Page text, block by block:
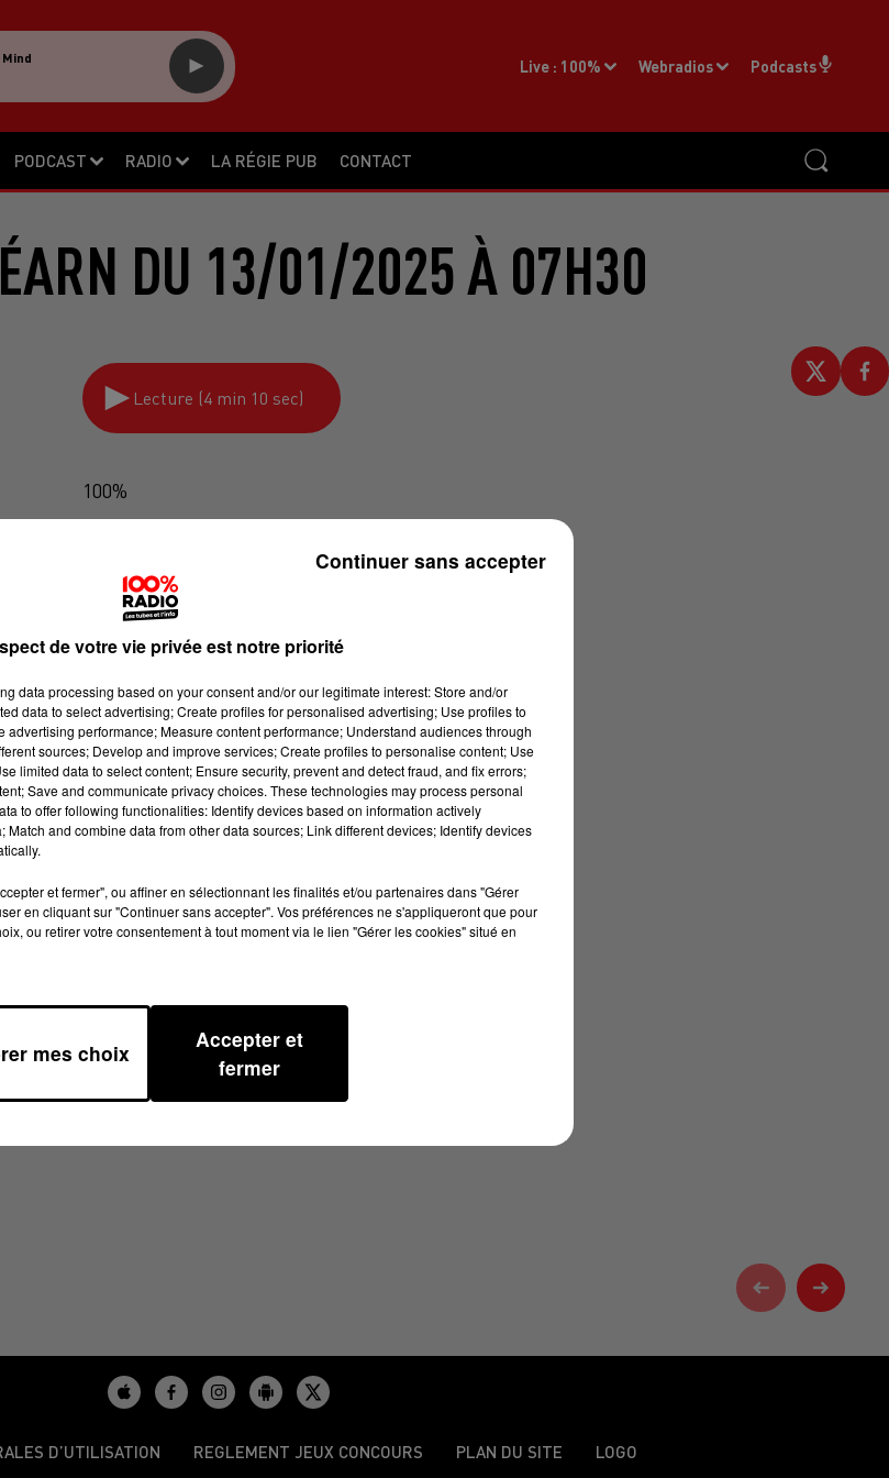
PODCAST RADIO LA RÉGIE PUB CONTACT
Live : 100% Webradios Podcasts
DU 13/01/2025 À 07H30
Lecture (4 min 10 sec)
100%
D’UTILISATION REGLEMENT JEUX CONCOURS PLAN DU SITE LOGO
de votre vie privée est notre priorité
data processing based on your consent and/or our legitimate interest: Store and/or
data to select advertising; Create profiles for personalised advertising; Use profiles to
performance; Measure content performance; Understand audiences through
sources; Develop and improve services; Create profiles to personalise content; Use
limited data to select content; Ensure security, prevent and detect fraud, and fix errors;
Save and communicate privacy choices. These technologies may process personal
to offer following functionalities: Identify devices based on information actively
and combine data from other data sources; Link different devices; Identify devices
et fermer", ou affiner en sélectionnant les finalités et/ou partenaires dans "Gérer
en cliquant sur "Continuer sans accepter". Vos préférences ne s'appliqueront que pour
ou retirer votre consentement à tout moment via le lien "Gérer les cookies" situé en
mes choix
Accepter et
fermer
Continuer sans accepter